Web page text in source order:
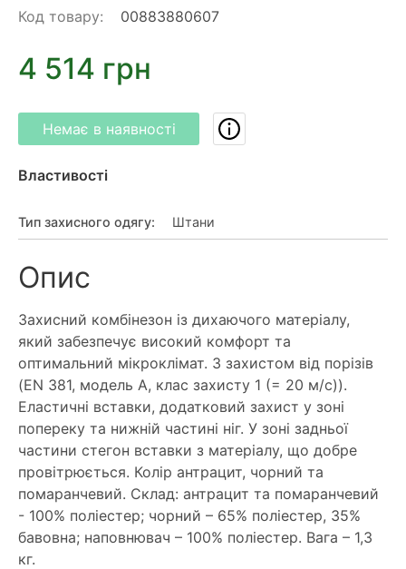
Код товару: 00883880607
4 514 грн
Немає в наявності
Властивості
Тип захисного одягу: Штани
Опис
Захисний комбінезон із дихаючого матеріалу,
який забезпечує високий комфорт та
оптимальний мікроклімат. З захистом від порізів
(EN 381, модель А, клас захисту 1 (= 20 м/с)).
Еластичні вставки, додатковий захист у зоні
попереку та нижній частині ніг. У зоні задньої
частини стегон вставки з матеріалу, що добре
провітрюється. Колір антрацит, чорний та
помаранчевий. Склад: антрацит та помаранчевий
- 100% поліестер; чорний – 65% поліестер, 35%
бавовна; наповнювач – 100% поліестер. Вага – 1,3
кг.